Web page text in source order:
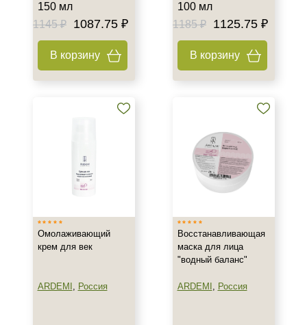
150 мл
1145 ₽
1087.75 ₽
В корзину
100 мл
1185 ₽
1125.75 ₽
В корзину
Омолаживающий
крем для век
ARDEMI , Россия
Восстанавливающая
маска для лица
"водный баланс"
ARDEMI , Россия
Не показывать предложение о консультации
+7 (495) 640-58-89
+7 (929) 933-09-89